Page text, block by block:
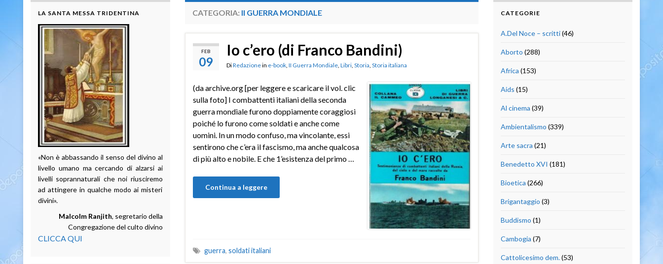
CATEGORIA: II GUERRA MONDIALE
FEB
09
Io c’ero (di Franco Bandini)
DiRedazionein e-book, II Guerra Mondiale, Libri, Storia Storia italiana
(da archive.org [per leggere e scaricare il vol. clic
sulla foto] I combattenti italiani della seconda
guerra mondiale furono doppiamente coraggiosi
poiché lo furono come soldati e anche come
uomini. In un modo confuso, ma vincolante, essi
sentirono che c’era il fascismo, ma anche qualcosa
di più alto e nobile. E che 1’esistenza del primo …
Continua a leggere
guerra, soldati italiani
LA SANTA MESSA TRIDENTINA
«Non è abbassando il senso del divino al
livello umano ma cercando di alzarsi ai
livelli soprannaturali che noi riusciremo
ad attingere in qualche modo ai misteri
divini».
Malcolm Ranjith, segretario della
Congregazione del culto divino
CLICCA QUI
CATEGORIE
A.Del Noce – scritti(46)
Aborto (288)
Africa (153)
Aids (15)
Al cinema (39)
Ambientalismo (339)
Arte sacra (21)
Benedetto XVI (181)
Bioetica (266)
Brigantaggio (3)
Buddismo (1)
Cambogia (7)
Cattolicesimo dem.(53)